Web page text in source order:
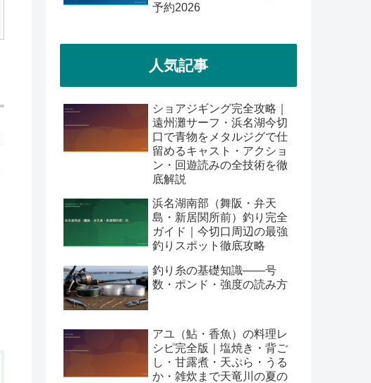
予約2026
人気記事
ショアジギング完全攻略｜
遠州灘サーフ・浜名湖今切
口で青物をメタルジグで仕
留めるキャスト・アクショ
ン・回遊読みの全技術を徹
底解説
浜名湖南部（舞阪・弁天
島・新居関所前）釣り完全
ガイド｜今切口周辺の最強
釣りスポット徹底攻略
釣り糸の基礎知識——号
数・ポンド・強度の読み方
アユ（鮎・香魚）の料理レ
シピ完全版｜塩焼き・背ご
し・甘露煮・天ぷら・うる
か・雑炊まで天竜川の夏の